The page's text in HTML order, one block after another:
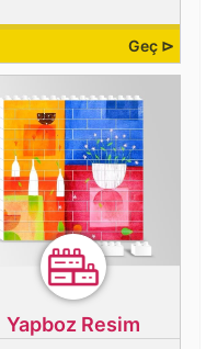
Geç ⊳
Yapboz Resim